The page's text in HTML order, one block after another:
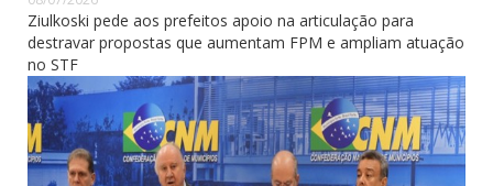
Ziulkoski pede aos prefeitos apoio na articulação para
destravar propostas que aumentam FPM e ampliam atuação
no STF